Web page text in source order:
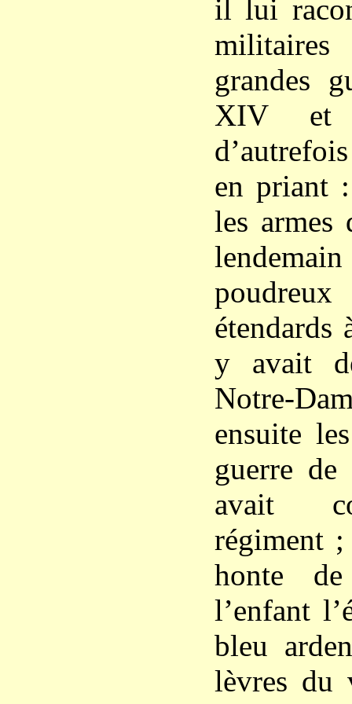
il lui
grandes
XIV et
en priant
les
étendards
y avait
Notre-
ensuite
guerre
avait
régiment
honte
l’enfant
bleu
lèvres du